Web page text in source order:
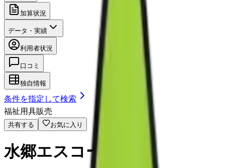
加算状況
データ・実績
利用者状況
口コミ
独自情報
条件を指定して検索
福祉用具販売
共有する お気に入り
水郷エスコート